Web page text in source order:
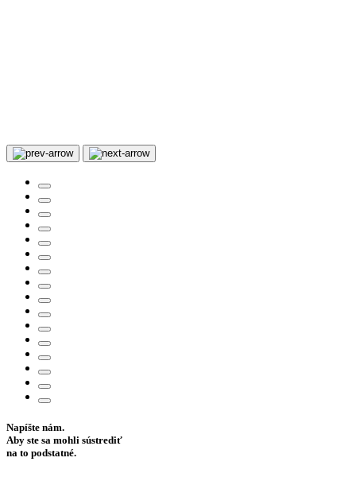
Napíšte nám.
Aby ste sa mohli sústrediť
na to podstatné.